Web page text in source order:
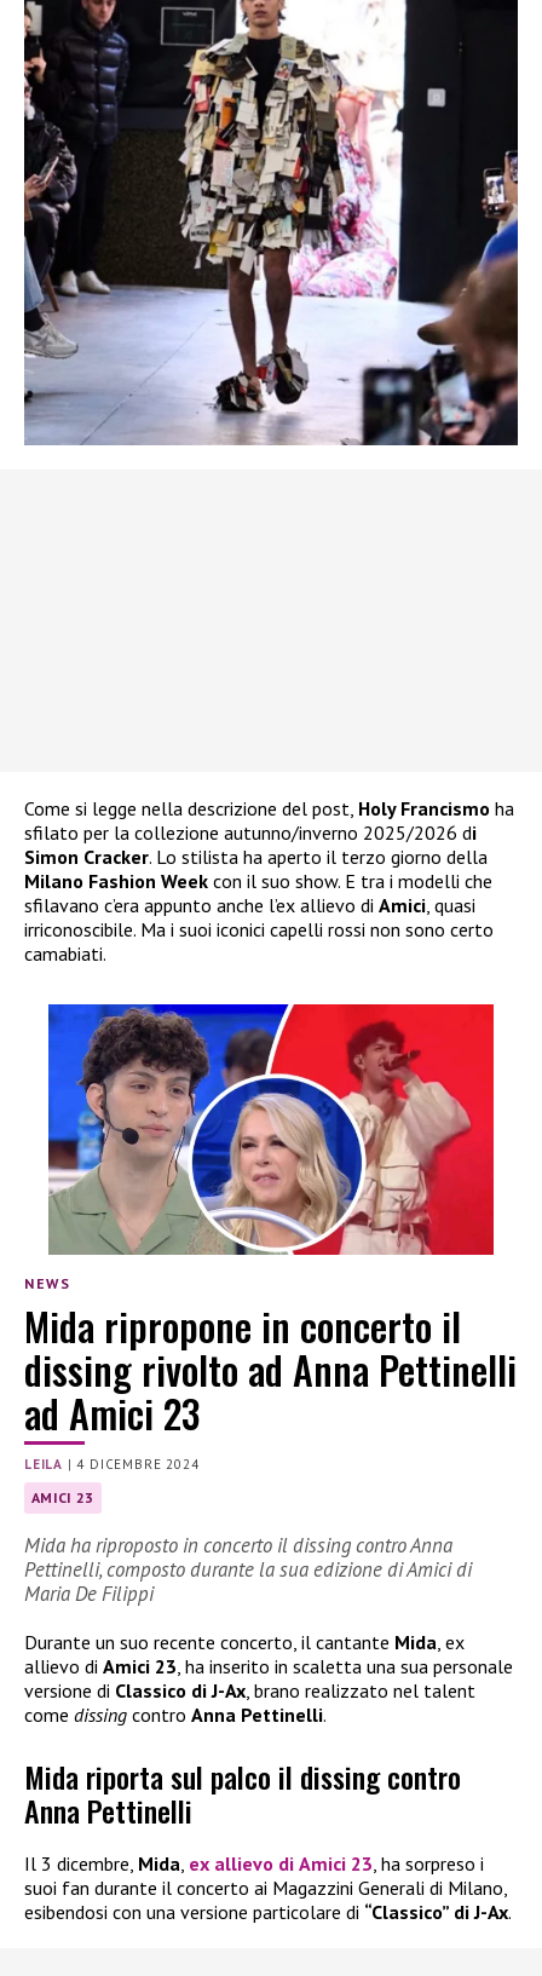
Come si legge nella descrizione del post, Holy Francismo ha
sfilato per la collezione autunno/inverno 2025/2026 di
Simon Cracker. Lo stilista ha aperto il terzo giorno della
Milano Fashion Week con il suo show. E tra i modelli che
sfilavano c’era appunto anche l’ex allievo di Amici, quasi
irriconoscibile. Ma i suoi iconici capelli rossi non sono certo
camabiati.
NEWS
Mida ripropone in concerto il
dissing rivolto ad Anna Pettinelli
ad Amici 23
LEILA |4 DICEMBRE 2024
AMICI 23
Mida ha riproposto in concerto il dissing contro Anna
Pettinelli, composto durante la sua edizione di Amici di
Maria De Filippi
Durante un suo recente concerto, il cantante Mida, ex
allievo di Amici 23, ha inserito in scaletta una sua personale
versione di Classico di J-Ax, brano realizzato nel talent
come dissing contro Anna Pettinelli.
Mida riporta sul palco il dissing contro
Anna Pettinelli
Il 3 dicembre, Mida ex allievo di Amici 23 , ha sorpreso i
suoi fan durante il concerto ai Magazzini Generali di Milano,
esibendosi con una versione particolare di “Classico” di J-Ax.